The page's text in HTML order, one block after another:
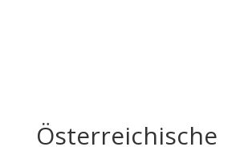
Österreichische